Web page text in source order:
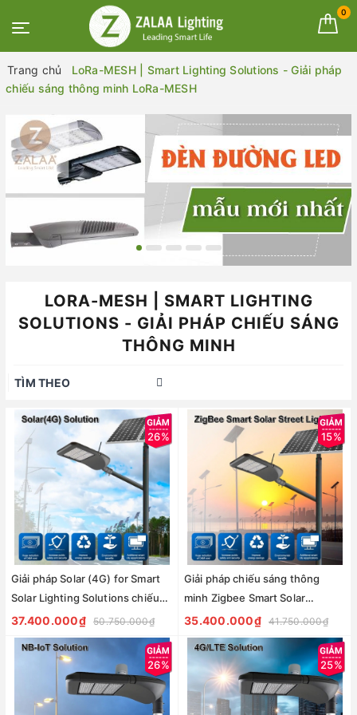
0
Trang chủ
LoRa-MESH | Smart Lighting Solutions - Giải pháp
chiếu sáng thông minh LoRa-MESH
LORA-MESH | SMART LIGHTING
SOLUTIONS - GIẢI PHÁP CHIẾU SÁNG
THÔNG MINH
TÌM THEO
26%
Giải pháp Solar (4G) for Smart
Solar Lighting Solutions chiếu
sáng thông minh cho đèn
đường nlmt Zalaa
37.400.000₫ 50.750.000₫
15%
Giải pháp chiếu sáng thông
minh Zigbee Smart Solar
Lighting Solutions cho đèn
đường nlmt Zalaa
35.400.000₫ 41.750.000₫
26% 25%